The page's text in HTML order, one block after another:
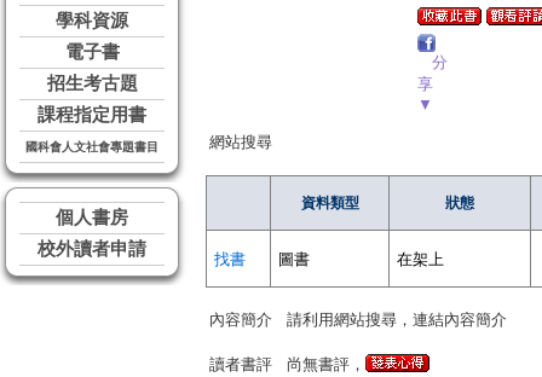
學科資源
電子書
招生考古題
課程指定用書
國科會人文社會專題書目
個人書房
校外讀者申請
分
享
▼
網站搜尋
資料類型 狀態
找書 圖書 在架上
內容簡介 請利用網站搜尋，連結內容簡介
讀者書評 尚無書評，